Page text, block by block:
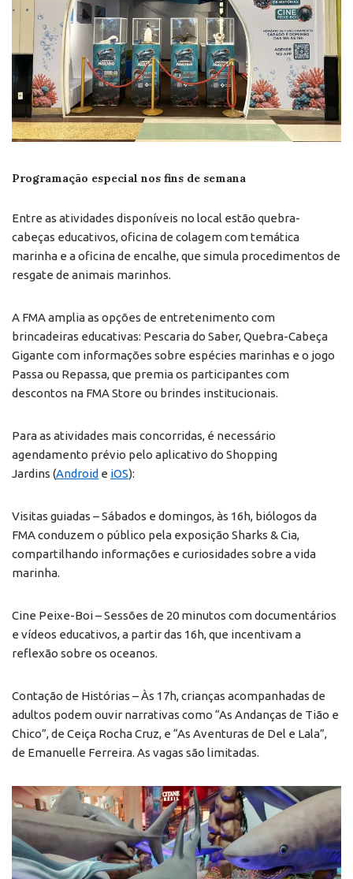
Programação especial nos fins de semana
Entre as atividades disponíveis no local estão quebra-
cabeças educativos, oficina de colagem com temática
marinha e a oficina de encalhe, que simula procedimentos de
resgate de animais marinhos.
A FMA amplia as opções de entretenimento com
brincadeiras educativas: Pescaria do Saber, Quebra-Cabeça
Gigante com informações sobre espécies marinhas e o jogo
Passa ou Repassa, que premia os participantes com
descontos na FMA Store ou brindes institucionais.
Para as atividades mais concorridas, é necessário
agendamento prévio pelo aplicativo do Shopping
Jardins (Android e iOS):
Visitas guiadas – Sábados e domingos, às 16h, biólogos da
FMA conduzem o público pela exposição Sharks & Cia,
compartilhando informações e curiosidades sobre a vida
marinha.
Cine Peixe-Boi – Sessões de 20 minutos com documentários
e vídeos educativos, a partir das 16h, que incentivam a
reflexão sobre os oceanos.
Contação de Histórias – Às 17h, crianças acompanhadas de
adultos podem ouvir narrativas como “As Andanças de Tião e
Chico”, de Ceiça Rocha Cruz, e “As Aventuras de Del e Lala”,
de Emanuelle Ferreira. As vagas são limitadas.